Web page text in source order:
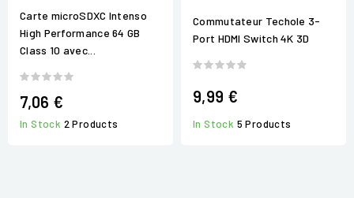
Carte microSDXC Intenso
High Performance 64 GB
Class 10 avec...
7,06 €
In Stock 2 Products
Commutateur Techole 3-
Port HDMI Switch 4K 3D
9,99 €
In Stock 5 Products